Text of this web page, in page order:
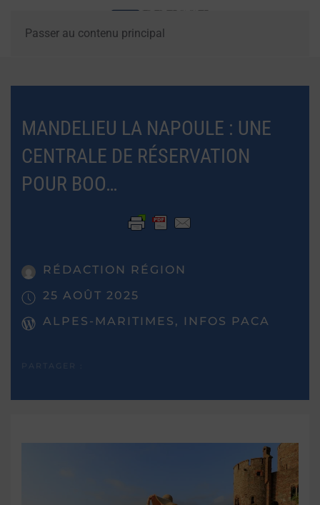
Passer au contenu principal
MANDELIEU LA NAPOULE : UNE
CENTRALE DE RÉSERVATION
POUR BOO…
RÉDACTION RÉGION
25 AOÛT 2025
ALPES-MARITIMES, INFOS PACA